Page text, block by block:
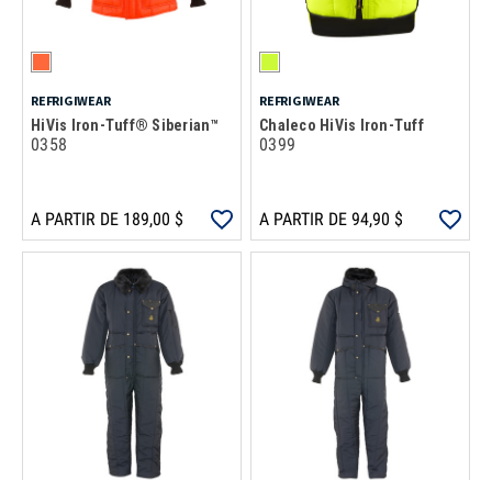
REFRIGIWEAR
HiVis Iron-Tuff® Siberian™
0358
A PARTIR DE 189,00 $
REFRIGIWEAR
Chaleco HiVis Iron-Tuff
0399
A PARTIR DE 94,90 $